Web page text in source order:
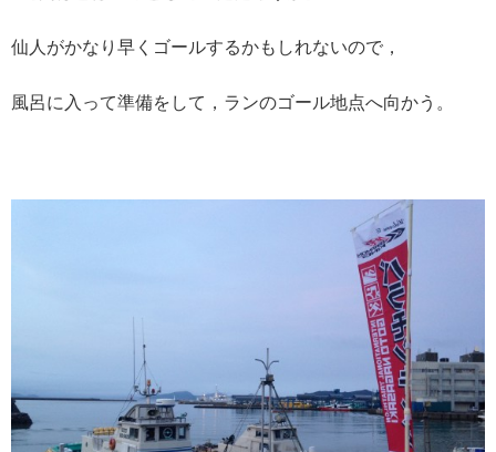
仙人がかなり早くゴールするかもしれないので，
風呂に入って準備をして，ランのゴール地点へ向かう。